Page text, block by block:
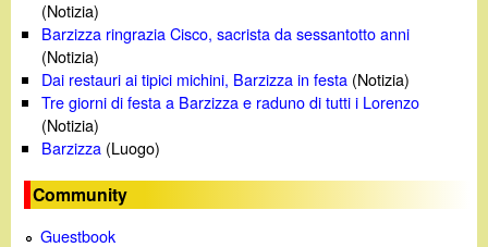
(Notizia)
Barzizza ringrazia Cisco, sacrista da sessantotto anni
(Notizia)
Dai restauri ai tipici michini, Barzizza in festa (Notizia)
Tre giorni di festa a Barzizza e raduno di tutti i Lorenzo
(Notizia)
Barzizza (Luogo)
Community
Guestbook